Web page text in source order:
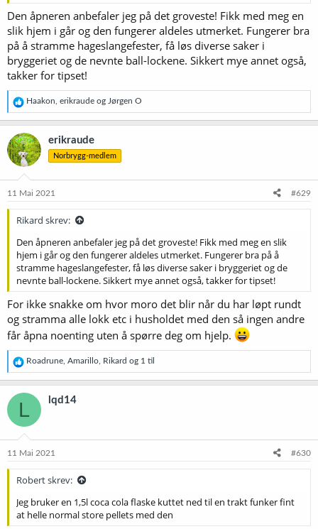
Den åpneren anbefaler jeg på det groveste! Fikk med meg en
slik hjem i går og den fungerer aldeles utmerket. Fungerer bra
på å stramme hageslangefester, få løs diverse saker i
bryggeriet og de nevnte ball-lockene. Sikkert mye annet også,
takker for tipset!
R
e
a
k
s
j
o
e
Haakon erikraude og Jørgen O
erikraude
Norbrygg-medlem
11 Mai 2021 #629
Rikard skrev:
Den åpneren anbefaler jeg på det groveste! Fikk med meg en slik
hjem i går og den fungerer aldeles utmerket. Fungerer bra på å
stramme hageslangefester, få løs diverse saker i bryggeriet og de
nevnte ball-lockene. Sikkert mye annet også, takker for tipset!
For ikke snakke om hvor moro det blir når du har løpt rundt
og stramma alle lokk etc i husholdet med den så ingen andre
får åpna noenting uten å spørre deg om hjelp.
R
e
a
k
j
o
e
Roadrune Amarillo Rikard og 1 til
L lqd14
11 Mai 2021 #630
Robert skrev:
Jeg bruker en 1,5l coca cola flaske kuttet ned til en trakt funker fint
at helle normal store pellets med den